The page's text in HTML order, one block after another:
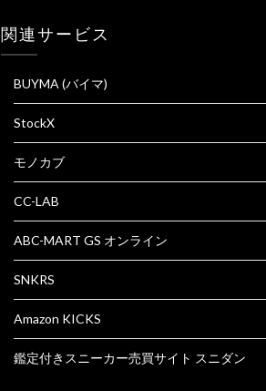
関連サービス
BUYMA (バイマ)
StockX
モノカブ
CC-LAB
ABC-MART GS オンライン
SNKRS
Amazon KICKS
鑑定付きスニーカー売買サイト スニダン